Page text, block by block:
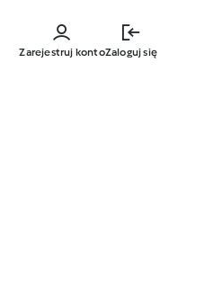
głównej
Zarejestruj kontoZaloguj się